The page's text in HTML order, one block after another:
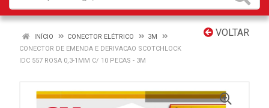
VOLTAR
INÍCIO CONECTOR ELÉTRICO
3M
CONECTOR DE EMENDA E DERIVACAO SCOTCHLOCK
IDC 557 ROSA 0,3-1MM C/ 10 PECAS - 3M